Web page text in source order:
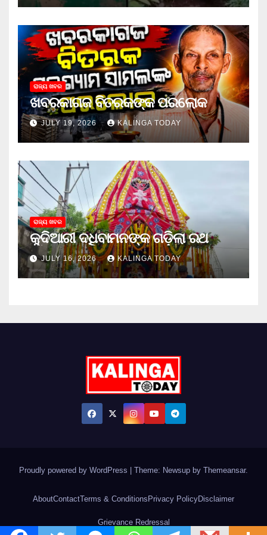
ରାଜ୍ୟ ଖବର
ଖବରକାଗଜ ବିତରକଙ୍କ ପରଲୋକ
JULY 19, 2026 KALINGA TODAY
ରାଜ୍ୟ ଖବର
କୁଦିଆରୀ ଦଧିବାମନଙ୍କ ଗଡ଼ିଲା ରଥ
JULY 16, 2026 KALINGA TODAY
Proudly powered by WordPress Theme: Newsup by Themeansar.
AboutContactTerms & Conditions Privacy PolicyDisclaimer
Grievance Redressal